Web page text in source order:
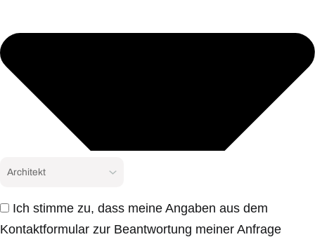
Ich stimme zu, dass meine Angaben aus dem
Kontaktformular zur Beantwortung meiner Anfrage